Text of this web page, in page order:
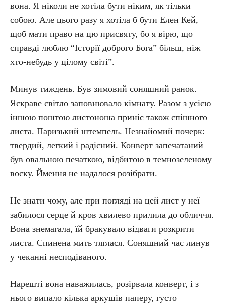
вона. Я ніколи не хотіла бути ніким, як тільки
собою. Але цього разу я хотіла б бути Елен Кей,
щоб мати право на цю присвяту, бо я вірю, що
справді люблю “Історії доброго Бога” більш, ніж
хто-небудь у цілому світі”.
Минув тиждень. Був зимовий соняшний ранок.
Яскраве світло заповнювало кімнату. Разом з усією
іншою поштою листоноша приніс також спішного
листа. Паризький штемпель. Незнайомий почерк:
твердий, легкий і радісний. Конверт запечатаний
був овальною печаткою, відбитою в темнозеленому
воску. Ймення не надалося розібрати.
Не знати чому, але при погляді на цей лист у неї
забилося серце й кров хвилево прилила до обличчя.
Вона знемагала, їй бракувало відваги розкрити
листа. Спинена мить тяглася. Соняшний час линув
у чеканні несподіваного.
Нарешті вона наважилась, розірвала конверт, і з
нього випало кілька аркушів паперу, густо